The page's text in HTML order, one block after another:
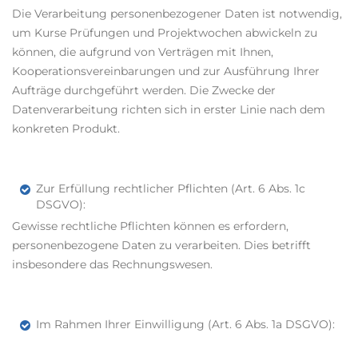
Die Verarbeitung personenbezogener Daten ist notwendig,
um Kurse Prüfungen und Projektwochen abwickeln zu
können, die aufgrund von Verträgen mit Ihnen,
Kooperationsvereinbarungen und zur Ausführung Ihrer
Aufträge durchgeführt werden. Die Zwecke der
Datenverarbeitung richten sich in erster Linie nach dem
konkreten Produkt.
Zur Erfüllung rechtlicher Pflichten (Art. 6 Abs. 1c
DSGVO):
Gewisse rechtliche Pflichten können es erfordern,
personenbezogene Daten zu verarbeiten. Dies betrifft
insbesondere das Rechnungswesen.
Im Rahmen Ihrer Einwilligung (Art. 6 Abs. 1a DSGVO):